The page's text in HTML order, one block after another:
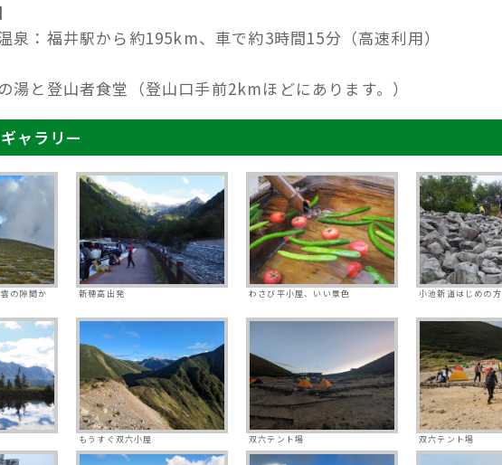
：福井駅から約195km、車で約3時間15分（高速利用）
と登山者食堂（登山口手前2kmほどにあります。）
ャラリー
の隙間か
新穂高出発 わさび平小屋、いい景色 小池新道はじめの方
もうすぐ双六小屋 双六テント場 双六テント場